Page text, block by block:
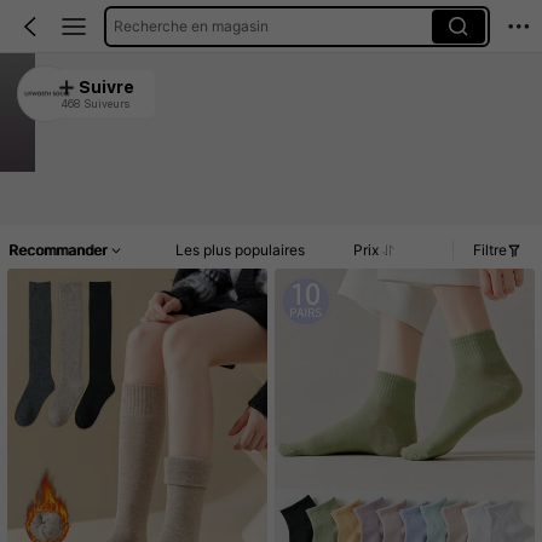
Recherche en magasin
LIYWOSTH SOCKS
4.93
Suivre
468 Suiveurs
Recommander Les plus populaires Prix Filtre